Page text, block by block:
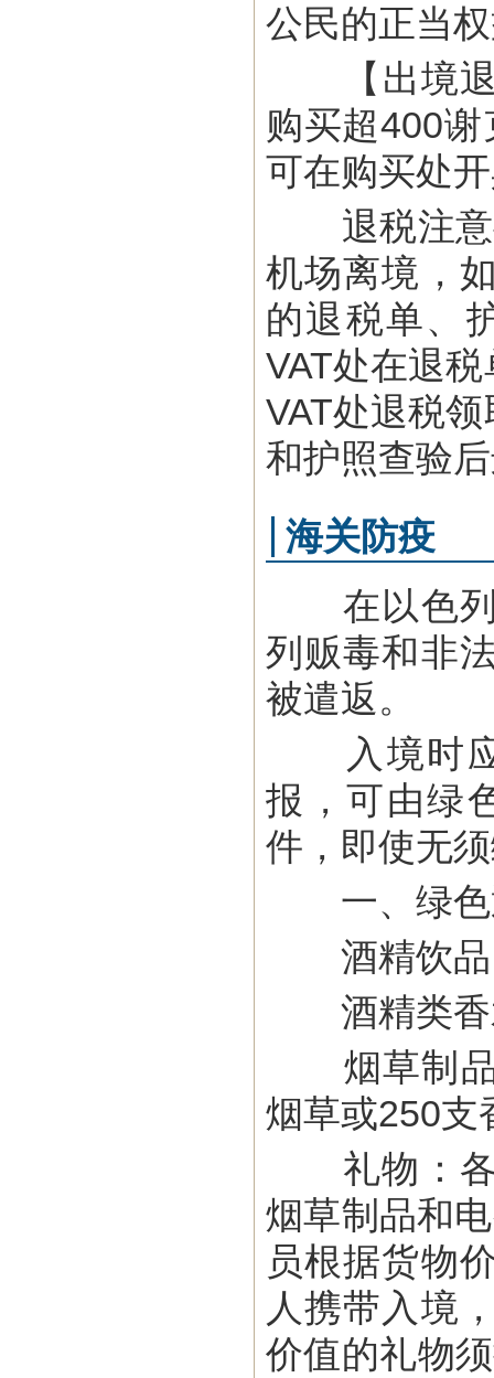
公民的正当
【出境退
购买超400
可在购买处
退税注意
机场离境，
的退税单、
VAT处在退
VAT处退税
和护照查验
海关防疫
在以色列
列贩毒和非
被遣返。
入境时应
报，可由绿
件，即使无
一、绿色
酒精饮品
酒精类香
烟草制品
烟草或250支
礼物：各
烟草制品和
员根据货物
人携带入境
价值的礼物